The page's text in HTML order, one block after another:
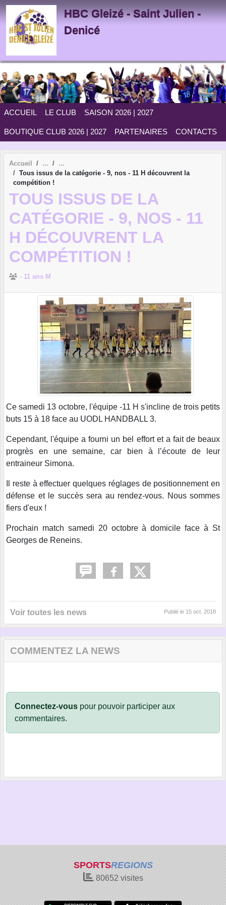
HBC Gleizé - Saint Julien -
Denicé
ACCUEIL LE CLUB SAISON 2026 | 2027
BOUTIQUE CLUB 2026 | 2027 PARTENAIRES CONTACTS
Accueil
Tous issus de la catégorie - 9, nos - 11 H découvrent la
compétition !
TOUS ISSUS DE LA
CATÉGORIE - 9, NOS - 11
H DÉCOUVRENT LA
COMPÉTITION !
- 11 ans M
Ce samedi 13 octobre, l'équipe -11 H s'incline de trois petits
buts 15 à 18 face au UODL HANDBALL 3.
Cependant, l'équipe a fourni un bel effort et a fait de beaux
progrès en une semaine, car bien à l’écoute de leur
entraineur Simona.
Il reste à effectuer quelques réglages de positionnement en
défense et le succès sera au rendez-vous. Nous sommes
fiers d'eux !
Prochain match samedi 20 octobre à domicile face à St
Georges de Reneins.
Voir toutes les news Publié le 15 oct. 2018
COMMENTEZ LA NEWS
Connectez-vous pour pouvoir participer aux
commentaires.
SPORTSREGIONS
80652 visites
Panneau de gestion des cookies